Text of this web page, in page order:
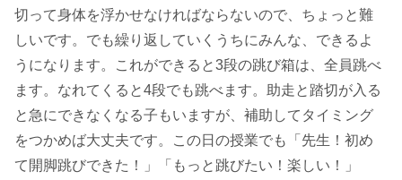
切って身体を浮かせなければならないので、ちょっと難
しいです。でも繰り返していくうちにみんな、できるよ
うになります。これができると3段の跳び箱は、全員跳べ
ます。なれてくると4段でも跳べます。助走と踏切が入る
と急にできなくなる子もいますが、補助してタイミング
をつかめば大丈夫です。この日の授業でも「先生！初め
て開脚跳びできた！」「もっと跳びたい！楽しい！」